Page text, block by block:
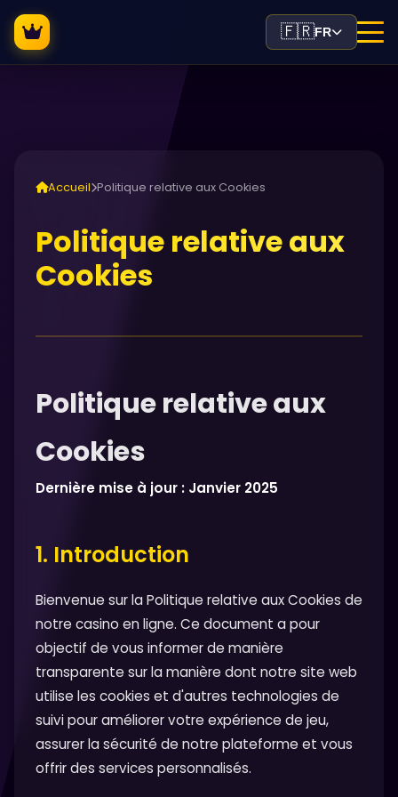
🇫🇷FR
Accueil Politique relative aux Cookies
Politique relative aux
Cookies
Politique relative aux
Cookies
Dernière mise à jour : Janvier 2025
1. Introduction
Bienvenue sur la Politique relative aux Cookies de
notre casino en ligne. Ce document a pour
objectif de vous informer de manière
transparente sur la manière dont notre site web
utilise les cookies et d'autres technologies de
suivi pour améliorer votre expérience de jeu,
assurer la sécurité de notre plateforme et vous
offrir des services personnalisés.